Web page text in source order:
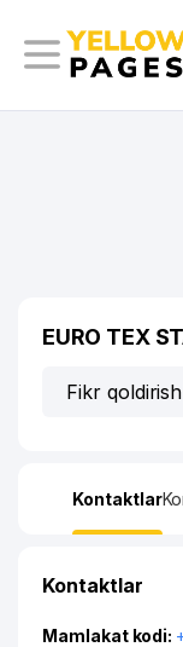
EURO TEX
Fikr qoldirish
Kontaktlar
Kontaktlar
Mamlakat kodi: